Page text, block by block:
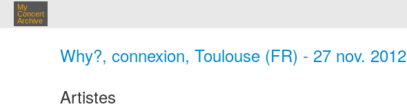
My
Concert
Archive
Why?, connexion, Toulouse (FR) - 27 nov. 2012
Artistes